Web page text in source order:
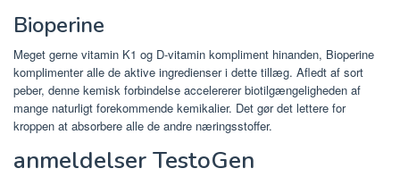
Bioperine
Meget gerne vitamin K1 og D-vitamin kompliment hinanden, Bioperine
komplimenter alle de aktive ingredienser i dette tillæg. Afledt af sort
peber, denne kemisk forbindelse accelererer biotilgængeligheden af ​​
mange naturligt forekommende kemikalier. Det gør det lettere for
kroppen at absorbere alle de andre næringsstoffer.
anmeldelser TestoGen